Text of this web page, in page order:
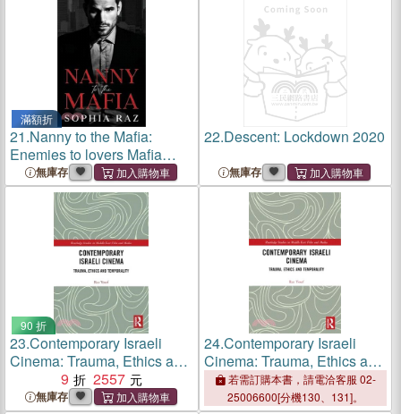
滿額折
21.Nanny to the Mafia:
Enemies to lovers Mafia
Romance
無庫存
22.Descent: Lockdown 2020
無庫存
90 折
23.Contemporary Israeli
Cinema: Trauma, Ethics and
Temporality
9 2557
無庫存
24.Contemporary Israeli
Cinema: Trauma, Ethics and
Temporality
若需訂購本書，請電洽客服 02-
25006600[分機130、131]。